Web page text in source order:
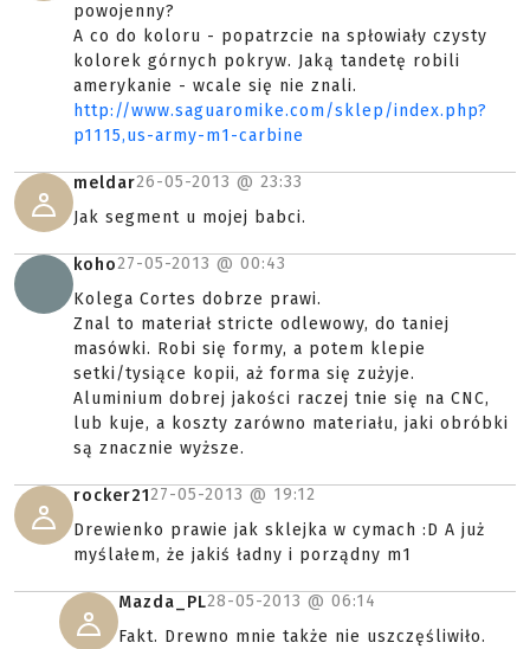
powojenny?
A co do koloru - popatrzcie na spłowiały czysty
kolorek górnych pokryw. Jaką tandetę robili
amerykanie - wcale się nie znali.
http://www.saguaromike.com/sklep/index.php?
p1115,us-army-m1-carbine
meldar26-05-2013 @ 23:33
Jak segment u mojej babci.
koho27-05-2013 @ 00:43
Kolega Cortes dobrze prawi.
Znal to materiał stricte odlewowy, do taniej
masówki. Robi się formy, a potem klepie
setki/tysiące kopii, aż forma się zużyje.
Aluminium dobrej jakości raczej tnie się na CNC,
lub kuje, a koszty zarówno materiału, jaki obróbki
są znacznie wyższe.
rocker2127-05-2013 @ 19:12
Drewienko prawie jak sklejka w cymach :D A już
myślałem, że jakiś ładny i porządny m1
Mazda_PL28-05-2013 @ 06:14
Fakt. Drewno mnie także nie uszczęśliwiło.